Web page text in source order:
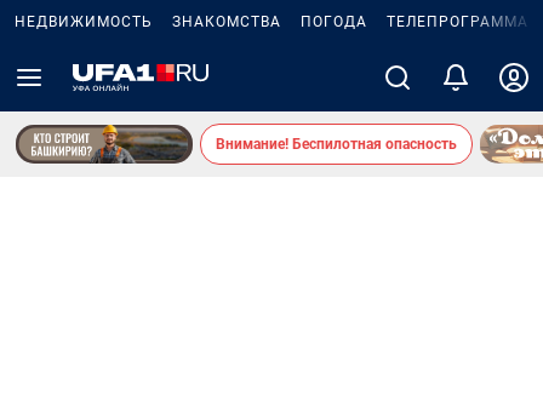
НЕДВИЖИМОСТЬ ЗНАКОМСТВА ПОГОДА ТЕЛЕПРОГРАММА
Внимание! Беспилотная опасность